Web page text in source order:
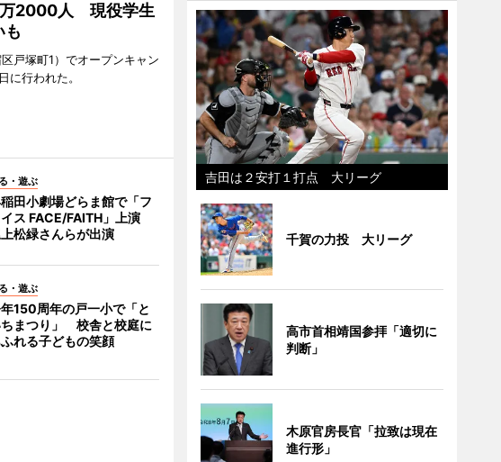
2000人 現役学生
も
戸塚町1）でオープンキャン
に行われた。
・遊ぶ
田小劇場どらま館で「フ
イス FACE/FAITH」上演
松緑さんらが出演
・遊ぶ
150周年の戸一小で「と
まつり」 校舎と校庭に
れる子どもの笑顔
吉田は２安打１打点 大リーグ
千賀の力投 大リーグ
高市首相靖国参拝「適切に
判断」
木原官房長官「拉致は現在
進行形」